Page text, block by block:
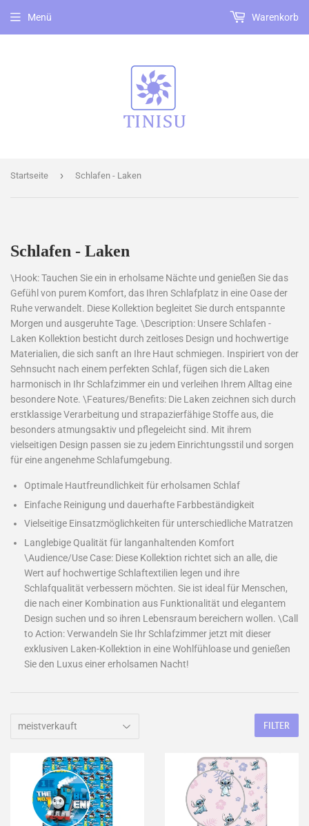
Menü Warenkorb
Startseite › Schlafen - Laken
Schlafen - Laken
\Hook: Tauchen Sie ein in erholsame Nächte und genießen Sie das
Gefühl von purem Komfort, das Ihren Schlafplatz in eine Oase der
Ruhe verwandelt. Diese Kollektion begleitet Sie durch entspannte
Morgen und ausgeruhte Tage. \Description: Unsere Schlafen -
Laken Kollektion besticht durch zeitloses Design und hochwertige
Materialien, die sich sanft an Ihre Haut schmiegen. Inspiriert von der
Sehnsucht nach einem perfekten Schlaf, fügen sich die Laken
harmonisch in Ihr Schlafzimmer ein und verleihen Ihrem Alltag eine
besondere Note. \Features/Benefits: Die Laken zeichnen sich durch
erstklassige Verarbeitung und strapazierfähige Stoffe aus, die
besonders atmungsaktiv und pflegeleicht sind. Mit ihrem
vielseitigen Design passen sie zu jedem Einrichtungsstil und sorgen
für eine angenehme Schlafumgebung.
Optimale Hautfreundlichkeit für erholsamen Schlaf
Einfache Reinigung und dauerhafte Farbbeständigkeit
Vielseitige Einsatzmöglichkeiten für unterschiedliche Matratzen
Langlebige Qualität für langanhaltenden Komfort
\Audience/Use Case: Diese Kollektion richtet sich an alle, die
Wert auf hochwertige Schlaftextilien legen und ihre
Schlafqualität verbessern möchten. Sie ist ideal für Menschen,
die nach einer Kombination aus Funktionalität und elegantem
Design suchen und so ihren Lebensraum bereichern wollen. \Call
to Action: Verwandeln Sie Ihr Schlafzimmer jetzt mit dieser
exklusiven Laken-Kollektion in eine Wohlfühloase und genießen
Sie den Luxus einer erholsamen Nacht!
FILTER